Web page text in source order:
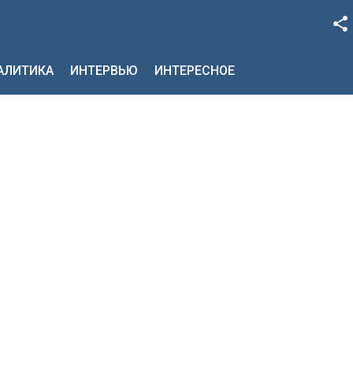
Google+
ИНТЕРВЬЮ ИНТЕРЕСНОЕ